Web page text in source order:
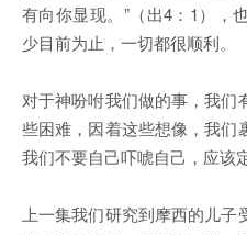
有向你显现。”（出4：1），
少目前为止，一切都很顺利。
对于神吩咐我们做的事，我
些困难，因着这些想像，我们
我们不要自己吓唬自己，应该
上一集我们研究到摩西的儿